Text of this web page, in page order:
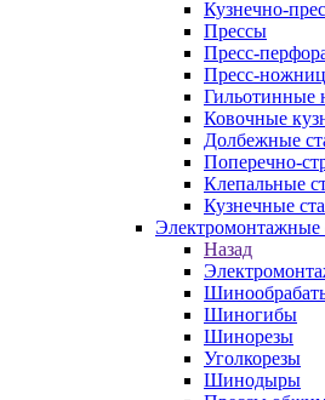
Кузнечно-
Прессы
Пресс-
Пресс-
Ковочные
Долбежные
Поперечно-
Клепальные
Кузнечные
Электромонтажные
Назад
Шиногибы
Шинорезы
Уголкорезы
Шинодыры